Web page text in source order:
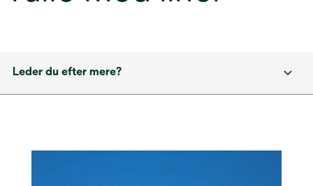
Leder du efter mere?